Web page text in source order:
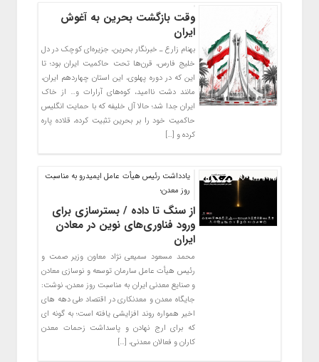
وقت بازگشت بحرین به آغوش
ایران
بهنام زارع ـ خبرنگار بحرین، جزیره‌ای کوچک در دل
خلیج فارس، قرن‌ها تحت حاکمیت ایران بود؛ تا
این که در دوره پهلوی، این استان چهاردهم ایران،
مانند دشت ناامید، کوه‌های آرارات و… از خاک
ایران جدا شد؛ حالا آل خلیفه که با حمایت انگلیس
حاکمیت خود را بر بحرین تثبیت کرده، قلاده پاره
کرده و […]
یادداشت رئیس هیأت عامل ایمیدرو به مناسبت
روز معدن؛
از سنگ تا داده / بسترسازی برای
ورود فناوری‌های نوین در معادن
ایران
محمد مسعود سمیعی نژاد معاون وزیر صمت و
رئیس هیأت عامل سارمان توسعه و نوسازی معادن
و صنایع معدنی ایران به مناسبت روز معدن، نوشت:
جایگاه معدن و معدنکاری در اقتصاد طی دهه های
اخیر همواره روند افزایشی یافته است؛ به گونه ای
که برای ارج نهادن و پاسداشت زحمات معدن
کاران و فعالان معدنی، […]